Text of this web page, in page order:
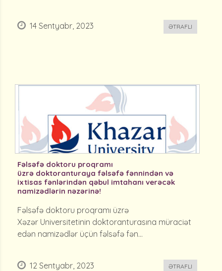
14 Sentyabr, 2023 ƏTRAFLI
Fəlsəfə doktoru proqramı
üzrə doktoranturaya fəlsəfə fənnindən və
ixtisas fənlərindən qəbul imtahanı verəcək
namizədlərin nəzərinə!
Fəlsəfə doktoru proqramı üzrə
Xəzər Universitetinin doktoranturasına müraciət
edən namizədlər üçün fəlsəfə fən...
12 Sentyabr, 2023 ƏTRAFLI